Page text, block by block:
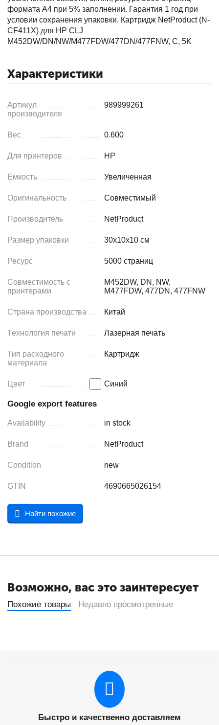
формата А4 при 5% заполнении. Гарантия 1 год при
условии сохранения упаковки. Картридж NetProduct (N-
CF411X) для HP CLJ
M452DW/DN/NW/M477FDW/477DN/477FNW, C, 5K
Характеристики
Артикул
производителя
989999261
Вес 0.600
Для принтеров HP
Емкость Увеличенная
Оригинальность Совместимый
Производитель NetProduct
Размер упаковки 30x10x10 см
Ресурс 5000 страниц
Совместимость с
принтерами
M452DW, DN, NW,
M477FDW, 477DN, 477FNW
Страна производства Китай
Технология печати Лазерная печать
Тип расходного
материала
Картридж
Цвет Синий
Google export features
Availability in stock
Brand NetProduct
Condition new
GTIN 4690665026154
Найти похожие
Возможно, вас это заинтересует
Похожие товары Недавно просмотренные
Быстро и качественно доставляем